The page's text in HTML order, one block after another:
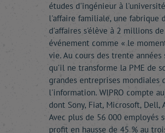
études d'ingénieur à
l'affaire familiale, une fabrique
d'affaires s'élève à 2 millions
événement comme « le
vie. Au cours des trente
qu'il ne transforme la PME de
grandes entreprises mondiales
l'information. WIPRO compte
dont Sony, Fiat, Microsoft,
Avec plus de 56 000 employés
profit en hausse de 45 % au